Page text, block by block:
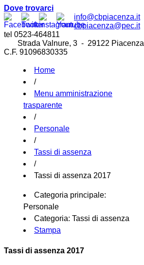
Dove trovarci
info@cbpiacenza.it
cbpiacenza@pec.it
tel 0523-464811
Strada Valnure, 3 - 29122 Piacenza
C.F. 91096830335
Home
/
Menu amministrazione
trasparente
/
Personale
/
Tassi di assenza
/
Tassi di assenza 2017
Categoria principale:
Personale
Categoria: Tassi di assenza
Stampa
Tassi di assenza 2017